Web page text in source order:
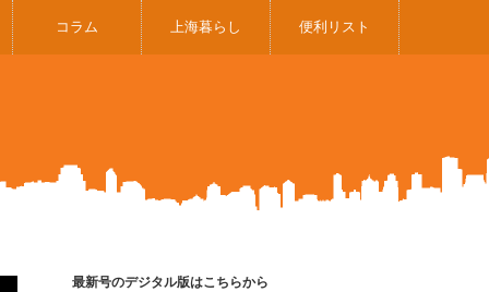
コラム 上海暮らし 便利リスト
最新号のデジタル版はこちらから